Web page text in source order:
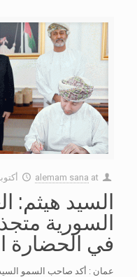
alemam sana at أكتوبر
السيد هيثم:
السورية
في الحضارة
عمان : أكد صاحب السمو